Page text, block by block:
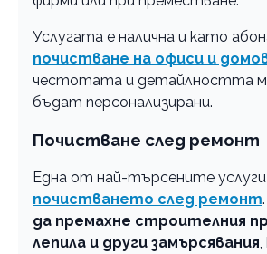
Услугата е налична и като
почистване на офиси и
честотата и детайлността
бъдат персонализирани.
Почистване след ремонт
Една от най-търсените
почистването след ремонт
да премахне строителния
лепила и други замърсявания,